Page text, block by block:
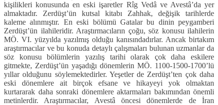
kişilikleri konusunda en eski işaretler Rîg Vedâ ve Avestâ’da yer
almaktadır. Zerdüşt’ün kutsal kitabı Zahhak, değişik tarihlerde
kaleme alınmıştır. En eski bölümü Gatalar bu dinin peygamberi
Zerdüşt’ün ilahileridir. Araştırmacıların çoğu, söz konusu ilahilerin
MÖ. VI. yüzyılda yazılmış olduğu kanısındadırlar. Ancak birtakım
araştırmacılar ve bu konuda detaylı çalışmaları bulunan uzmanlar da
söz konusu bölümlerin yazılış tarihi olarak çok daha eskilere
gitmekte, Zerdüşt’ün yaşadığı dönemlerin MÖ. 1100-1500-1700’lü
yıllar olduğunu söylemektedirler. Yeşetler de Zerdüşt’ten çok daha
eski dönemlere ait birçok efsane ve hikayeyi yok olmaktan
kurtararak daha sonraki dönemlere aktarmaları bakımından önemli
metinlerdir. Araştırmacılar, Avestâ öncesi dönemlerde de İran